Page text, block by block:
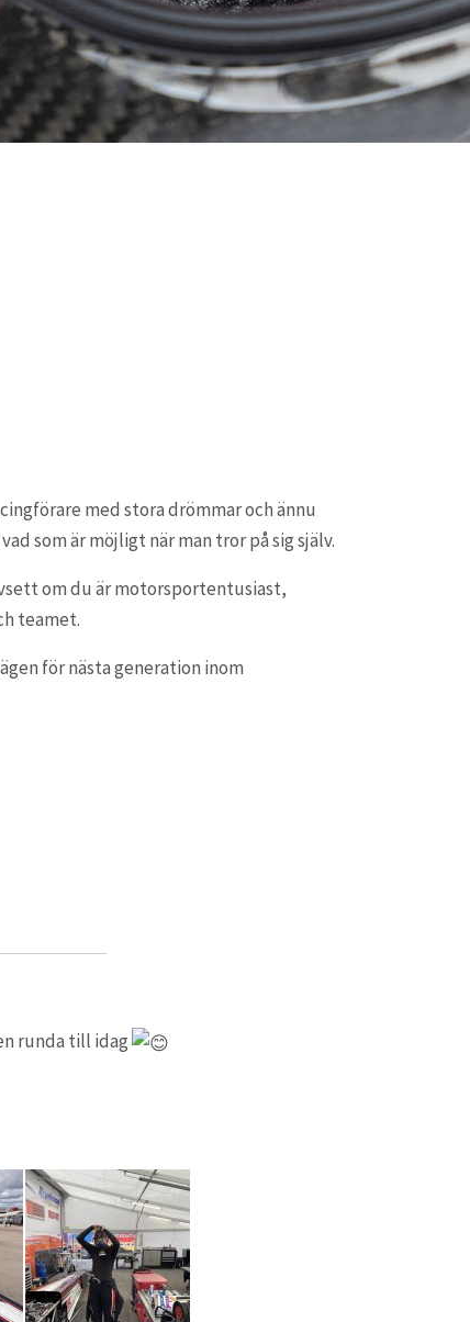
med stora drömmar och ännu
som är möjligt när man tror på sig själv.
om du är motorsportentusiast,
teamet.
för nästa generation inom
runda till idag